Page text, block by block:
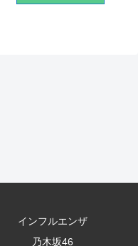
インフルエンザ
乃木坂46